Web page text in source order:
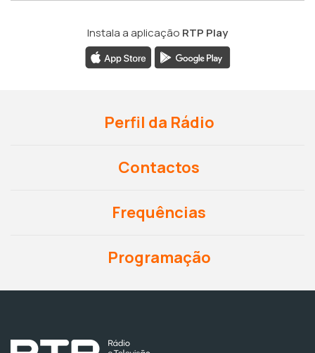
Instala a aplicação RTP Play
Perfil da Rádio
Contactos
Frequências
Programação